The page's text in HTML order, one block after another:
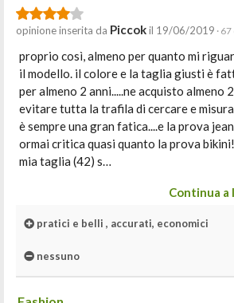
opinione inserita da Piccokil 19/06/2019 ·
proprio così, almeno per quanto mi
il modello. il colore e la taglia giusti è
per almeno 2 anni.....ne acquisto almeno
evitare tutta la trafila di cercare e
è sempre una gran fatica....e la prova
ormai critica quasi quanto la prova
mia taglia (42) s…
Continua a
pratici e belli , accurati, economici
nessuno